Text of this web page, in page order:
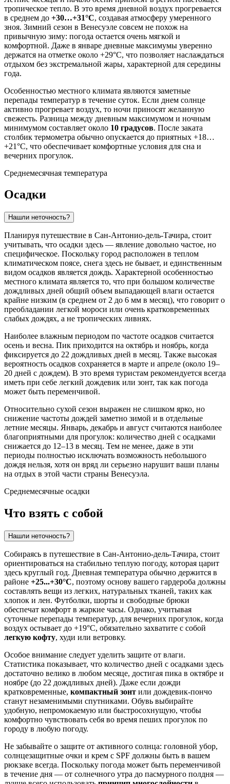
тропическое тепло. В это время дневной воздух прогревается
в среднем до +30…+31°C, создавая атмосферу умеренного
зноя. Зимний сезон в Венесуэле совсем не похож на
привычную зиму: погода остается очень мягкой и
комфортной. Даже в январе дневные максимумы уверенно
держатся на отметке около +29°C, что позволяет наслаждаться
отдыхом без экстремальной жары, характерной для середины
года.
Особенностью местного климата являются заметные
перепады температур в течение суток. Если днем солнце
активно прогревает воздух, то ночи приносят желанную
свежесть. Разница между дневным максимумом и ночным
минимумом составляет около 10 градусов. После заката
столбик термометра обычно опускается до приятных +18…
+21°C, что обеспечивает комфортные условия для сна и
вечерних прогулок.
Среднемесячная температура
Осадки
Нашли неточность?
Планируя путешествие в Сан-Антонио-дель-Тачира, стоит
учитывать, что осадки здесь — явление довольно частое, но
специфическое. Поскольку город расположен в теплом
климатическом поясе, снега здесь не бывает, и единственным
видом осадков является дождь. Характерной особенностью
местного климата является то, что при большом количестве
дождливых дней общий объем выпадающей влаги остается
крайне низким (в среднем от 2 до 6 мм в месяц), что говорит о
преобладании легкой мороси или очень кратковременных
слабых дождях, а не тропических ливнях.
Наиболее влажным периодом по частоте осадков считается
осень и весна. Пик приходится на октябрь и ноябрь, когда
фиксируется до 22 дождливых дней в месяц. Также высокая
вероятность осадков сохраняется в марте и апреле (около 19–
20 дней с дождем). В это время туристам рекомендуется всегда
иметь при себе легкий дождевик или зонт, так как погода
может быть переменчивой.
Относительно сухой сезон выражен не слишком ярко, но
снижение частоты дождей заметно зимой и в отдельные
летние месяцы. Январь, декабрь и август считаются наиболее
благоприятными для прогулок: количество дней с осадками
снижается до 12–13 в месяц. Тем не менее, даже в эти
периоды полностью исключать возможность небольшого
дождя нельзя, хотя он вряд ли серьезно нарушит ваши планы
на отдых в этой части страны Венесуэла.
Среднемесячные осадки
Что взять с собой
Нашли неточность?
Собираясь в путешествие в Сан-Антонио-дель-Тачира, стоит
ориентироваться на стабильно теплую погоду, которая царит
здесь круглый год. Дневная температура обычно держится в
районе +25...+30°C, поэтому основу вашего гардероба должны
составлять вещи из легких, натуральных тканей, таких как
хлопок и лен. Футболки, шорты и свободные брюки
обеспечат комфорт в жаркие часы. Однако, учитывая
суточные перепады температур, для вечерних прогулок, когда
воздух остывает до +19°C, обязательно захватите с собой
легкую кофту, худи или ветровку.
Особое внимание следует уделить защите от влаги.
Статистика показывает, что количество дней с осадками здесь
достаточно велико в любом месяце, достигая пика в октябре и
ноябре (до 22 дождливых дней). Даже если дожди
кратковременные, компактный зонт или дождевик-пончо
станут незаменимыми спутниками. Обувь выбирайте
удобную, непромокаемую или быстросохнущую, чтобы
комфортно чувствовать себя во время пеших прогулок по
городу в любую погоду.
Не забывайте о защите от активного солнца: головной убор,
солнцезащитные очки и крем с SPF должны быть в вашем
рюкзаке всегда. Поскольку погода может быть переменчивой
в течение дня — от солнечного утра до пасмурного полдня —